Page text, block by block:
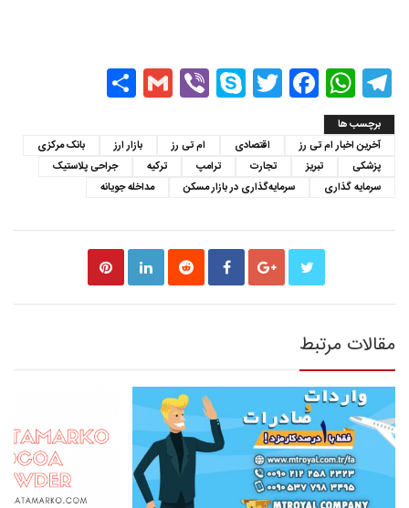
Telegram
WhatsApp
Facebook
Twitter
Skype
Viber
Gmail
برچسب ها
آخرین اخبار ام تی رز
اقتصادی ام تی رز بازار ارز
بانک مرکزی
پزشکی
تبریز تجارت ترامپ ترکیه
جراحی پلاستیک
سرمایه گذاری
سرمایه‌گذاری در بازار مسکن مداخله جویانه
مقالات مرتبط